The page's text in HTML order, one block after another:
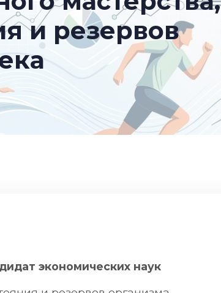
и резервов
экономических наук